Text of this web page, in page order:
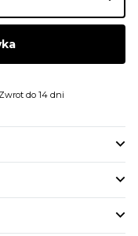
Zwrot do 14 dni